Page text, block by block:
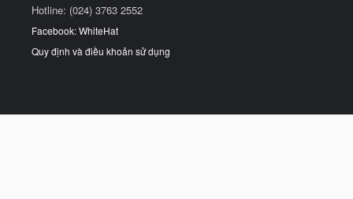
Hotline: (024) 3763 2552
Facebook: WhiteHat
Quy định và điều khoản sử dụng